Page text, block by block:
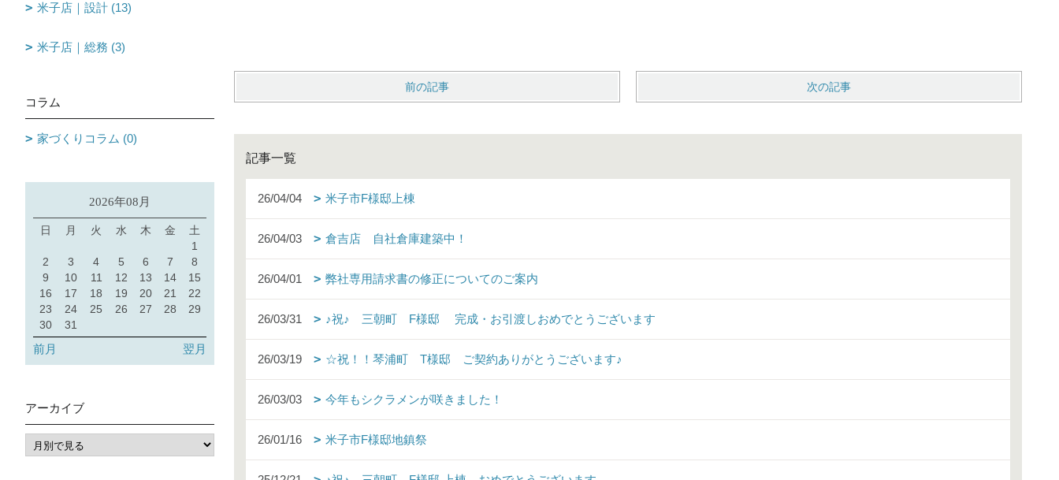
前の記事 次の記事
記事一覧
26/04/04 米子市F様邸上棟
26/04/03 倉吉店 自社倉庫建築中！
26/04/01 弊社専用請求書の修正についてのご案内
26/03/31 ♪祝♪ 三朝町 F様邸 完成・お引渡しおめでとうございます
26/03/19 ☆祝！！琴浦町 T様邸 ご契約ありがとうございます♪
26/03/03 今年もシクラメンが咲きました！
26/01/16 米子市F様邸地鎮祭
米子店｜設計 (13)
米子店｜総務 (3)
コラム
家づくりコラム (0)
2026年08月
日 月 火 水 木 金
土
1
2
3 4 5 6 7
8
9
10 11 12 13 14
15
16
17 18 19 20 21
22
23
24 25 26 27 28
29
30
31
前月 翌月
アーカイブ